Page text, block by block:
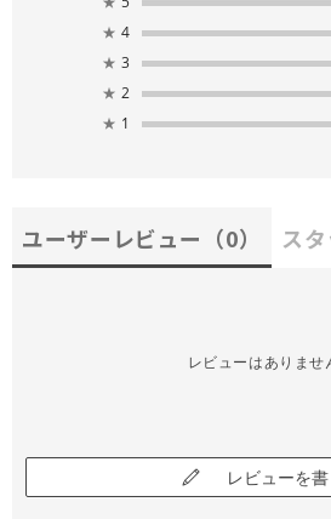
★ 4
★ 3
★ 2
★ 1
ユーザーレビュー （0） ス
レビューはありませ
レビューを書